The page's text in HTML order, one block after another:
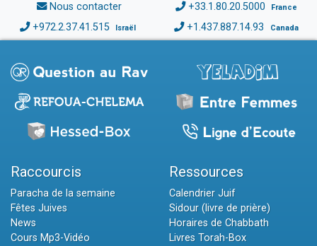
Nous contacter +33.1.80.20.5000 France
+972.2.37.41.515 Israël +1.437.887.14.93 Canada
Raccourcis
Paracha de la semaine
Fêtes Juives
News
Cours Mp3-Vidéo
Ressources
Calendrier Juif
Sidour (livre de prière)
Horaires de Chabbath
Livres Torah-Box